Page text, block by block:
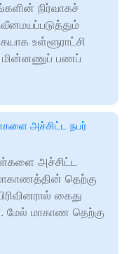
நிர்வாகச்
உள்ளூராட்சி
பணப்
அச்சிட்ட நபர்
அச்சிட்ட
தெற்கு
கைது
மேல் மாகாண தெற்கு